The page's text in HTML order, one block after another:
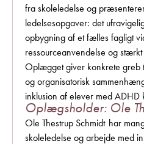
fra skoleledelse og
ledelsesopgaver: det
opbygning af et fælles fagligt
ressourceanvendelse og
Oplægget giver konkrete greb
og organisatorisk
inklusion af elever med ADHD
Oplægsholder: Ole
Ole Thestrup Schmidt har
skoleledelse og arbejde med